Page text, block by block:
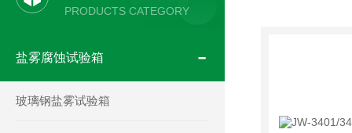
PRODUCTS CATEGORY
盐雾腐蚀试验箱
玻璃钢盐雾试验箱